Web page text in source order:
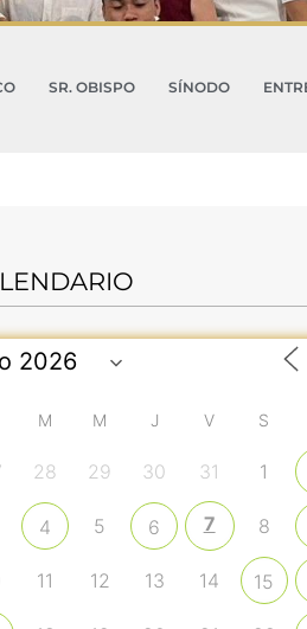
SR. OBISPO SÍNODO
M M J V S
28 29 30 31 1
4 5 6 7 8
11 12 13 14 15